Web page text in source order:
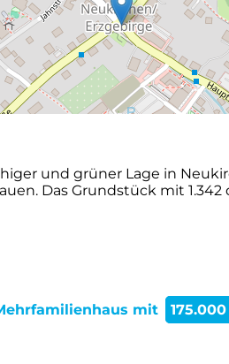
und grüner Lage in
Das Grundstück mit
mit